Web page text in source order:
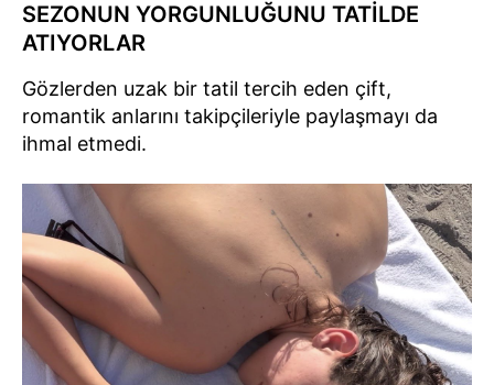
SEZONUN YORGUNLUĞUNU TATİLDE
ATIYORLAR
Gözlerden uzak bir tatil tercih eden çift,
romantik anlarını takipçileriyle paylaşmayı da
ihmal etmedi.